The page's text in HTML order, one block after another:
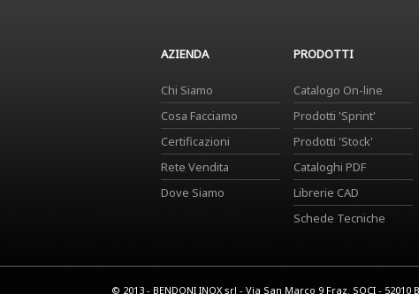
AZIENDA
Chi Siamo
Cosa Facciamo
Certificazioni
Rete Vendita
Dove Siamo
PRODOTTI
Catalogo On-line
Prodotti 'Sprint'
Prodotti 'Stock'
Cataloghi PDF
Librerie CAD
Schede Tecniche
© 2013 - BENDONI INOX srl - Via San Marco 9 Fraz. SOCI - 52010